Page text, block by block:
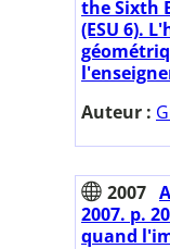
the Sixth
(ESU 6).
Auteur :
2007
2007. p.
quand